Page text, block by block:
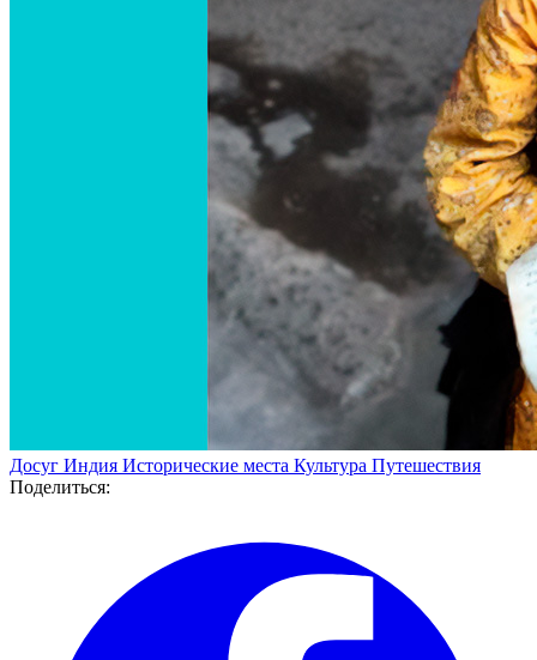
Досуг Индия Исторические места Культура Путешествия
Поделиться: